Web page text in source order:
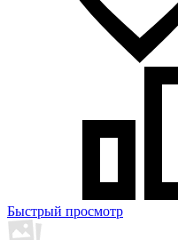
Быстрый просмотр